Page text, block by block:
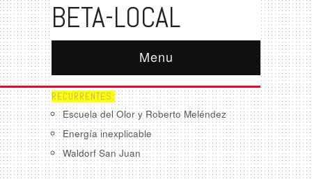
BETA-LOCAL
Menu
RECURRENTES:
Escuela del Olor y Roberto Meléndez
Energía inexplicable
Waldorf San Juan